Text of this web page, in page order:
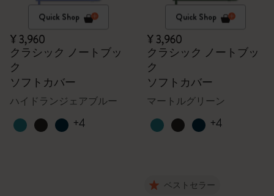
Quick Shop
¥ 3,960
クラシック ノートブッ
ク
ソフトカバー
ハイドランジェアブルー
+4
Quick Shop
¥ 3,960
クラシック ノートブッ
ク
ソフトカバー
マートルグリーン
+4
ベストセラー